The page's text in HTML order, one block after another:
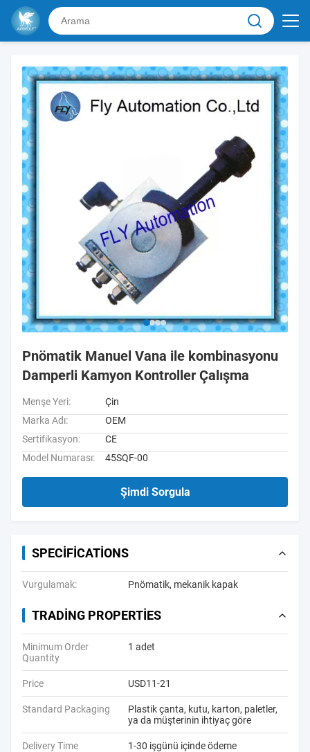
Pnömatik Manuel Vana ile kombinasyonu
Damperli Kamyon Kontroller Çalışma
Menşe Yeri:
Çin
Marka Adı:
OEM
Sertifikasyon:
CE
Model Numarası:
45SQF-00
Şimdi Sorgula
SPECIFICATIONS
Vurgulamak: Pnömatik, mekanik kapak
TRADING PROPERTIES
Minimum Order
Quantity
1 adet
Price USD11-21
Standard Packaging
Plastik çanta, kutu, karton, paletler,
ya da müşterinin ihtiyaç göre
Delivery Time 1-30 işgünü içinde ödeme